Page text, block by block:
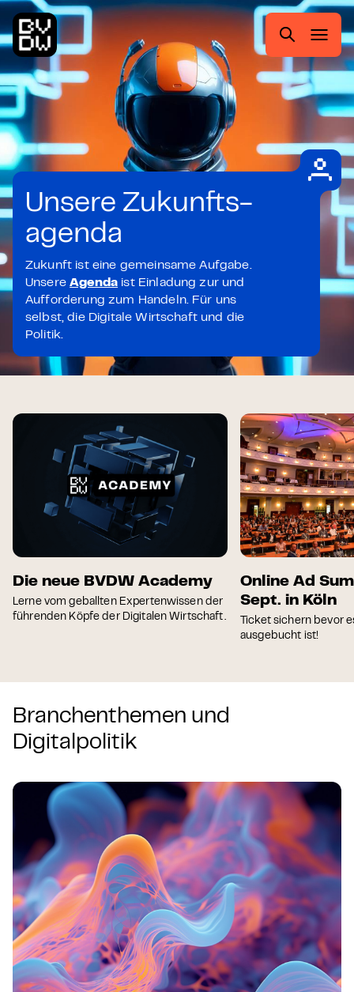
Zum
Hauptmenü
springen
Zur
Suche
springen
Zum
Inhalt
springen
Zum
Footer
springen
Suchen
nach:
Unsere Zukunfts-
agenda
Zukunft ist eine gemeinsame Aufgabe.
UnsereAgenda ist Einladung zur und
Aufforderung zum Handeln. Für uns
selbst, die Digitale Wirtschaft und die
Politik.
Die neue BVDW Academy
Lerne vom geballten Expertenwissen der
führenden Köpfe der Digitalen Wirtschaft.
Online Ad
Sept. in Köln
Ticket sichern bevor
ausgebucht ist!
Branchenthemen und
Digitalpolitik